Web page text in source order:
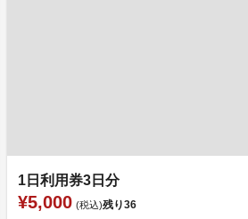
1日利用券3日分
¥5,000 (税込)残り36